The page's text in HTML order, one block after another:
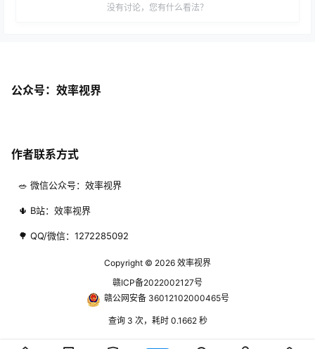
没有讨论，您有什么看法？
公众号：效率视界
作者联系方式
🥗 微信公众号：效率视界
🌵 B站：效率视界
🌳 QQ/微信：1272285092
Copyright © 2026 效率视界
赣ICP备2022002127号
赣公网安备 36012102000465号
查询 3 次，耗时 0.1662 秒